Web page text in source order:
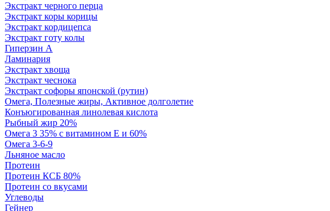
Экстракт черного перца
Экстракт коры корицы
Экстракт кордицепса
Экстракт готу колы
Гиперзин А
Ламинария
Экстракт хвоща
Экстракт чеснока
Экстракт софоры японской (рутин)
Омега, Полезные жиры, Активное долголетие
Конъюгированная линолевая кислота
Рыбный жир 20%
Омега 3 35% с витамином Е и 60%
Омега 3-6-9
Льняное масло
Протеин
Протеин КСБ 80%
Протеин со вкусами
Углеводы
Гейнер